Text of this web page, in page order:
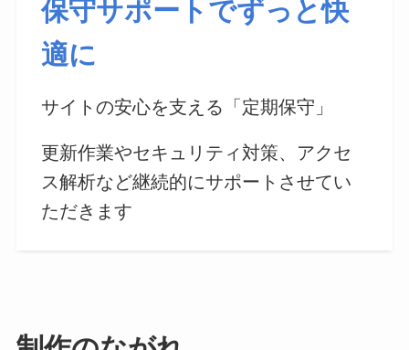
保守サポートでずっと快
適に
サイトの安心を支える「定期保守」
更新作業やセキュリティ対策、アクセ
ス解析など継続的にサポートさせてい
ただきます